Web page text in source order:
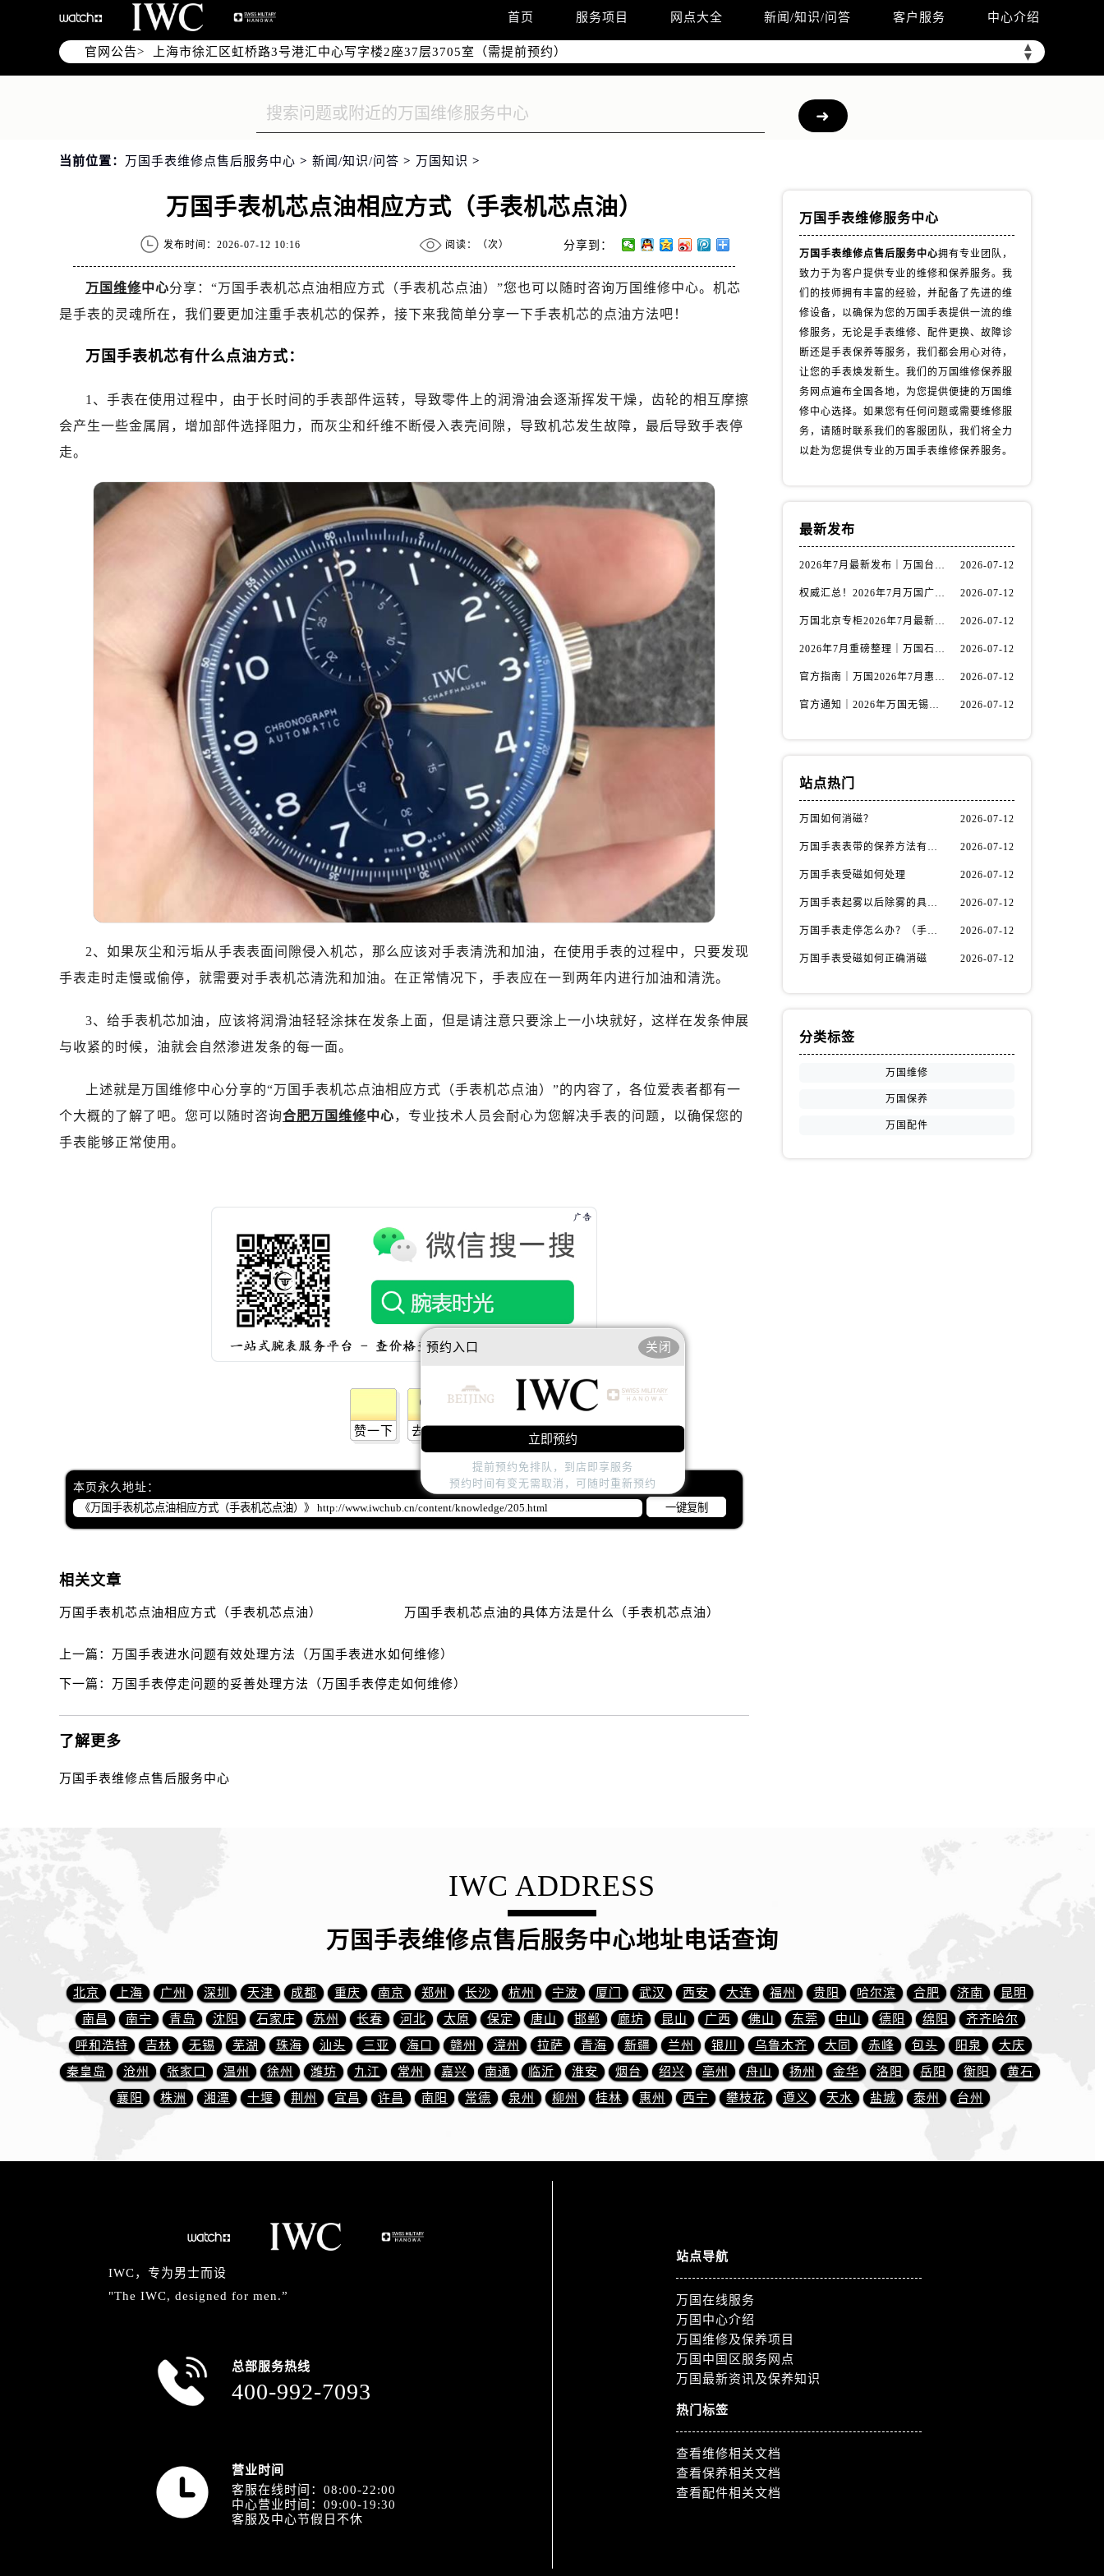
首页 服务项目 网点大全 新闻/知识/问答 客户服务 中心介绍
官网公告> ▲
▼
北京市朝阳区建国门外大街甲6号华熙国际中心写字楼D座11层1102室（需提前预约）
天津市和平区赤峰道136号天津国际金融中心写字楼26层2603室（需提前预约）
上海市徐汇区虹桥路3号港汇中心写字楼2座37层3705室（需提前预约）
上海市黄浦区南京东路299号宏伊国际广场写字楼8层806室（需提前预约）
常州市新北区龙锦路1590号现代传媒中心写字楼5号楼10层1008室（需提前预约）
扬州市邗江区国展路29号星耀天地写字楼1号楼18层1803室（需提前预约）
泰州市海陵区永定东路399号置地商务中心东塔写字楼（华润万象城）17层1706室（需提前预约）
宁波市江北区大闸南路500号来福士广场办公楼20层2009室（需提前预约）
金华市金东区东市南街777号金华万达广场写字楼4号楼22层2209室（需提前预约）
绍兴市越城区胜利东路379号世茂天际中心写字楼8层805室（需提前预约）
南昌市红谷滩新区红谷中大道998号绿地双子塔（中央广场）A1座办公楼14层07室（需提前预约）
广州市天河区天河路230号万菱汇国际中心写字楼A塔7层704室（需提前预约）
广州市越秀区环市东路371-375号世界贸易中心大厦南塔写字楼15层07室（需提前预约）
厦门市思明区湖滨东路95号华润大厦写字楼B座11层1104室（需提前预约）
福州市鼓楼区五四路128-1号恒力城写字楼15层03室（需提前预约）
成都市锦江区人民东路6号SAC东原中心写字楼24层2406B室（需提前预约）
重庆市江北区观音桥步行街2号融恒时代广场写字楼9层902室（需提前预约）
长沙市芙蓉区定王台街道建湘路393号世茂环球金融中心写字楼（芙蓉广场）10层13室（需提前预约）
郑州市二七区铭功路10号华润大厦写字楼29层2905室（需提前预约）
太原市迎泽区解放路15号亨得利名表服务中心（品牌授权店）3层整层（需提前预约）
沈阳市沈河区中街路137号亨得利名表服务中心（品牌授权店）1层整层（需提前预约）
沈阳市沈河区中街路83号亨得利名表服务中心（品牌授权店）1层整层（需提前预约）
乌鲁木齐市天山区红山路26号时代广场（CCMALL）C座17层17-B（需提前预约）
温州市鹿城区锦绣路1067号置信广场10层1015室（需提前预约）
哈尔滨市道里区友谊西路600号富力中心T2座写字楼29层03室（需提前预约）
大连市中山区人民路15号国际金融大厦7层G室（需提前预约）
佛山市禅城区季华五路57号万科金融中心C座12层1205室（需提前预约）
东莞市东城街道鸿福东路1号民盈国贸中心T1写字楼9层907室（需提前预约）
无锡市梁溪区人民中路139号恒隆广场写字楼1座11层1104室（需提前预约）
南通市崇川区工农路57号圆融广场写字楼16层1603室（需提前预约）
苏州市苏州工业园区星港街199号苏州中心办公楼C座22层08室（需提前预约）
武汉市江汉区解放大道686号世界贸易大厦38层09室（需提前预约）
南宁市青秀区金湖路59号地王大厦12楼1224室（需提前预约）
合肥市蜀山区潜山路111号万象城华润大厦B座12楼03室（需提前预约）
泉州市丰泽区宝洲路729号浦西万达中心写字楼A座7楼709室（需提前预约）
烟台市芝罘区胜利路139号万达金融中心A座907室（需提前预约）
长春市朝阳区西安大路727号中银大厦A座(旺进大厦)18层09室（需提前预约）
昆明市盘龙区北京路928号同德昆明广场写字楼10层06室（需提前预约）
石家庄市长安区中山东路39号勒泰中心写字楼B座13层07室（需提前预约）
内蒙古自治区呼和浩特市玉泉区大学西街70号华润万象城写字楼（鄂尔多斯大厦）23层2326室（需提前预约）
甘肃省兰州市七里河区西津西路16号兰州中心写字楼21层2102室（需提前预约）
重庆市解放碑渝中区民权路28号英利国际金融中心写字楼20层01室（需提前预约）
黑龙江省大庆市萨尔图区会战大街万国售后服务中心（需提前预约）
黑龙江省鹤岗市向阳区红军路万国售后服务中心（需提前预约）
黑龙江省黑河市爱辉区中央街万国售后服务中心（需提前预约）
黑龙江省鸡西市鸡冠区红军路万国售后服务中心（需提前预约）
黑龙江省佳木斯市向阳区长安路万国售后服务中心（需提前预约）
黑龙江省牡丹江市东安区太平路万国售后服务中心（需提前预约）
黑龙江省七台河市桃山区大同街万国售后服务中心（需提前预约）
黑龙江省齐齐哈尔市龙沙区龙华路万国售后服务中心（需提前预约）
黑龙江省双鸭山市尖山区新兴大街万国售后服务中心（需提前预约）
黑龙江省绥化市北林区新华街与康庄路交叉口万国售后服务中心（需提前预约）
吉林省辽源市龙山区人民大街万国售后服务中心（需提前预约）
吉林省四平市铁东区紫气大路与南九经街交汇处万国售后服务中心（需提前预约）
吉林省松原市宁江区五环大街万国售后服务中心（需提前预约）
辽宁省本溪市平山区胜利路万国售后服务中心（需提前预约）
辽宁省葫芦岛市连山区中央路万国售后服务中心（需提前预约）
辽宁省锦州市古塔区中央大街万国售后服务中心（需提前预约）
辽宁省辽阳市白塔区新运大街万国售后服务中心（需提前预约）
辽宁省铁岭市银州区南马路万国售后服务中心（需提前预约）
辽宁省营口市站前区市府路与渤海大街交叉口万国售后服务中心（需提前预约）
辽宁省沈阳市沈河区中街路137号亨得利名表维修授权店1楼万国售后服务中心（需提前预约）
辽宁省沈阳市沈河区中街路83号亨得利名表维修授权店1楼万国售后服务中心（需提前预约）
北京市朝阳区建国门外大街甲6号华熙国际中心D座11层1102室万国售后服务中心（需提前预约）
北京市东城区东长安街1号王府井东方广场W3座6层602室万国售后服务中心（需提前预约）
内蒙古自治区鄂尔多斯市东胜区伊金霍洛街万国售后服务中心（需提前预约）
内蒙古自治区通辽市科尔沁区明仁大街万国售后服务中心（需提前预约）
内蒙古自治区乌海市海勃湾区人民南路万国售后服务中心（需提前预约）
内蒙古自治区锡林郭勒盟市锡林浩特市光明街与额尔敦路交叉口万国售后服务中心（需提前预约）
内蒙古自治区兴安盟市乌兰浩特市兴安大街万国售后服务中心（需提前预约）
山西省大同市平城区迎宾街万国售后服务中心（需提前预约）
山西省临汾市尧都区解放路万国售后服务中心（需提前预约）
山西省吕梁市离石区永宁中路与建设街交叉口万国售后服务中心（需提前预约）
山西省朔州市朔城区怡西路与鄯阳西街交汇处万国售后服务中心（需提前预约）
当前位置： 万国手表维修点售后服务中心 > 新闻/知识/问答 > 万国知识 >
万国手表机芯点油相应方式（手表机芯点油）
发布时间：2026-07-12 10:16 阅读：（次） 分享到：
万国维修中心分享：“万国手表机芯点油相应方式（手表机芯点油）”您也可以随时咨询万国维修中心。机芯
是手表的灵魂所在，我们要更加注重手表机芯的保养，接下来我简单分享一下手表机芯的点油方法吧！
万国手表机芯有什么点油方式：
1、手表在使用过程中，由于长时间的手表部件运转，导致零件上的润滑油会逐渐挥发干燥，齿轮的相互摩擦
会产生一些金属屑，增加部件选择阻力，而灰尘和纤维不断侵入表壳间隙，导致机芯发生故障，最后导致手表停
走。
2、如果灰尘和污垢从手表表面间隙侵入机芯，那么应该对手表清洗和加油，在使用手表的过程中，只要发现
手表走时走慢或偷停，就需要对手表机芯清洗和加油。在正常情况下，手表应在一到两年内进行加油和清洗。
3、给手表机芯加油，应该将润滑油轻轻涂抹在发条上面，但是请注意只要涂上一小块就好，这样在发条伸展
与收紧的时候，油就会自然渗进发条的每一面。
上述就是万国维修中心分享的“万国手表机芯点油相应方式（手表机芯点油）”的内容了，各位爱表者都有一
个大概的了解了吧。您可以随时咨询合肥万国维修中心，专业技术人员会耐心为您解决手表的问题，以确保您的
手表能够正常使用。
赞一下 去提问
本页永久地址：
一键复制
相关文章
万国手表机芯点油相应方式（手表机芯点油） 万国手表机芯点油的具体方法是什么（手表机芯点油）
上一篇： 万国手表进水问题有效处理方法（万国手表进水如何维修）
下一篇： 万国手表停走问题的妥善处理方法（万国手表停走如何维修）
了解更多
万国手表维修点售后服务中心
万国手表维修服务中心
万国手表维修点售后服务中心拥有专业团队，
致力于为客户提供专业的维修和保养服务。我
们的技师拥有丰富的经验，并配备了先进的维
修设备，以确保为您的万国手表提供一流的维
修服务，无论是手表维修、配件更换、故障诊
断还是手表保养等服务，我们都会用心对待，
让您的手表焕发新生。我们的万国维修保养服
务网点遍布全国各地，为您提供便捷的万国维
修中心选择。如果您有任何问题或需要维修服
务，请随时联系我们的客服团队，我们将全力
以赴为您提供专业的万国手表维修保养服务。
最新发布
2026年7月最新发布｜万国台州官方专柜客户服务热线与专柜信息攻略 2026-07-12
权威汇总！2026年7月万国广州官方专柜客户服务电话及门店名录 2026-07-12
万国北京专柜2026年7月最新官方客服热线｜门店信息及服务攻略发布 2026-07-12
2026年7月重磅整理｜万国石家庄官方专柜服务电话&客户服务中心公告 2026-07-12
官方指南｜万国2026年7月惠州专柜客户服务热线与门店信息全攻略 2026-07-12
官方通知｜2026年万国无锡专柜客户服务热线全新升级（附7月最新专柜信息汇总） 2026-07-12
站点热门
万国如何消磁？ 2026-07-12
万国手表表带的保养方法有哪些？ 2026-07-12
万国手表受磁如何处理 2026-07-12
万国手表起雾以后除雾的具体方法（万国手表起雾解决办法） 2026-07-12
万国手表走停怎么办？（手表走停的处理方法） 2026-07-12
万国手表受磁如何正确消磁 2026-07-12
分类标签
万国维修
万国保养
万国配件
IWC ADDRESS
万国手表维修点售后服务中心地址电话查询
北京 上海 广州 深圳 天津 成都 重庆 南京 郑州 长沙 杭州 宁波 厦门 武汉 西安 大连 福州 贵阳 哈尔滨 合肥 济南
昆明
南昌
南宁 青岛 沈阳 石家庄 苏州 长春 河北 太原 保定 唐山 邯郸 廊坊 昆山 广西 佛山 东莞 中山 德阳 绵阳
齐齐哈尔
呼和浩特
吉林 无锡 芜湖 珠海 汕头 三亚 海口 赣州 漳州 拉萨 青海 新疆 兰州 银川 乌鲁木齐 大同 赤峰 包头 阳泉
大庆
秦皇岛
沧州 张家口 温州 徐州 潍坊 九江 常州 嘉兴 南通 临沂 淮安 烟台 绍兴 亳州 舟山 扬州 金华 洛阳 岳阳 衡阳
黄石
襄阳
株洲 湘潭 十堰 荆州 宜昌 许昌 南阳 常德 泉州 柳州 桂林 惠州 西宁 攀枝花 遵义 天水 盐城 泰州 台州
IWC，专为男士而设
"The IWC, designed for men.”
总部服务热线
400-992-7093
营业时间
客服在线时间：08:00-22:00
中心营业时间：09:00-19:30
客服及中心节假日不休
站点导航
万国在线服务
万国中心介绍
万国维修及保养项目
万国中国区服务网点
万国最新资讯及保养知识
热门标签
查看维修相关文档
查看保养相关文档
查看配件相关文档
预约入口 关闭
立即预约
提前预约免排队，到店即享服务
预约时间有变无需取消，可随时重新预约